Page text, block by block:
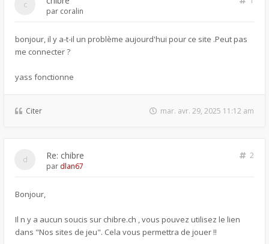
par coralin
bonjour, il y a-t-il un problème aujourd'hui pour ce site .Peut pas
me connecter ?
yass fonctionne
Citer mar. avr. 29, 2025 11:12 am
Re: chibre
2
par dlan67
Bonjour,
Il n y a aucun soucis sur chibre.ch , vous pouvez utilisez le lien
dans "Nos sites de jeu". Cela vous permettra de jouer !!